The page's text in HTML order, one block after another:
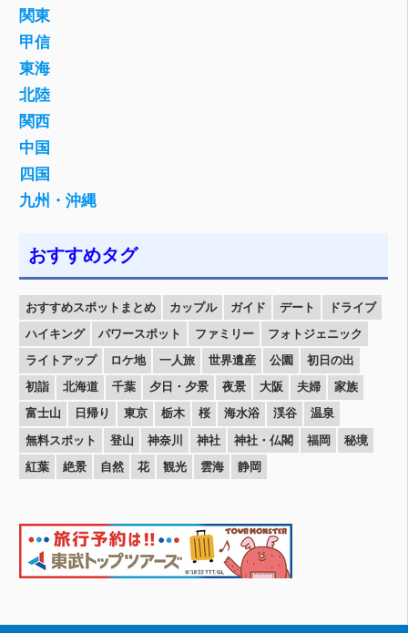
関東
甲信
東海
北陸
関西
中国
四国
九州・沖縄
おすすめタグ
おすすめスポットまとめ カップル ガイド デート
ドライブ
ハイキング
パワースポット ファミリー
フォトジェニック
ライトアップ
ロケ地 一人旅 世界遺産 公園
初日の出
初詣
北海道 千葉 夕日・夕景 夜景 大阪 夫婦
家族
富士山
日帰り 東京 栃木 桜 海水浴 渓谷
温泉
無料スポット
登山 神奈川 神社 神社・仏閣 福岡
秘境
紅葉
絶景 自然 花 観光 雲海 静岡